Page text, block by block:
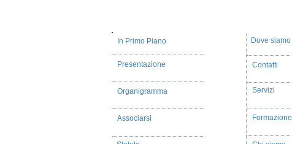
In Primo Piano
Presentazione
Organigramma
Associarsi
Dove siamo
Contatti
Servizi
Formazione